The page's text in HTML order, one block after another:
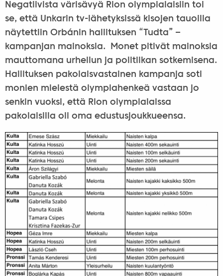
Negatiivista värisävyä Rion olympialaisiin toi
se, että Unkarin tv-lähetyksissä kisojen tauoilla
näytettiin Orbánin hallituksen “Tudta” –
kampanjan mainoksia. Monet pitivät mainoksia
mauttomana urheilun ja politiikan sotkemisena.
Hallituksen pakolaisvastainen kampanja soti
monien mielestä olympiahenkeä vastaan jo
senkin vuoksi, että Rion olympialaissa
pakolaisilla oli oma edustusjoukkueensa.